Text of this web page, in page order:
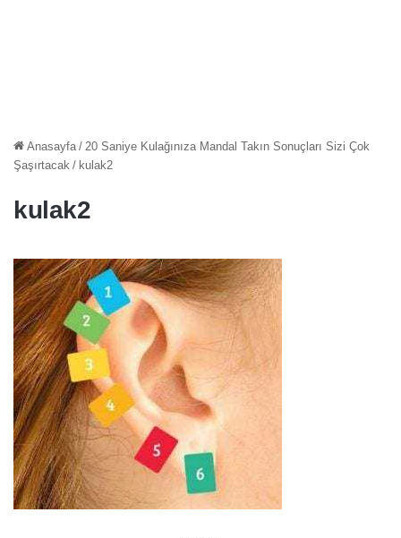
Anasayfa / 20 Saniye Kulağınıza Mandal Takın Sonuçları Sizi Çok
Şaşırtacak / kulak2
kulak2